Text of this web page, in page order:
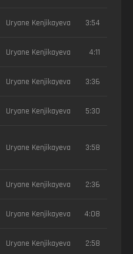
Uryane Kenjikayeva 3:54
Uryane Kenjikayeva 4:11
Uryane Kenjikayeva 3:36
Uryane Kenjikayeva 5:30
Uryane Kenjikayeva 3:58
Uryane Kenjikayeva 2:36
Uryane Kenjikayeva 4:08
Uryane Kenjikayeva 2:58